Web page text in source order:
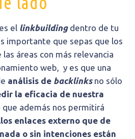
el linkbuildingdentro de tu
importante que sepas que los
las áreas con más relevancia
web, y es que una
análisis de backlinksno sólo
la eficacia de nuestra
que además nos permitirá
enlaces externo que de
o sin intenciones están